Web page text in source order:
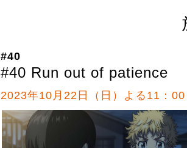
#40
#40 Run out of patience
2023年10月22日（日）よる11：